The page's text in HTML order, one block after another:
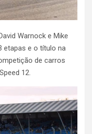
Warnock e Mike
etapas e o título na
de carros
12.